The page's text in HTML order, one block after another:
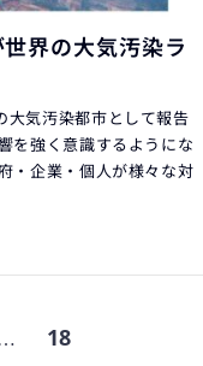
界の大気汚染ラ
大気汚染都市として報告
を強く意識するようにな
・企業・個人が様々な対
18